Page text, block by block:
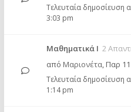
Τελευταία δημοσίευση
3:03 pm
Μαθηματικά Ι 2
από Μαριονέτα, Παρ
Τελευταία δημοσίευση
1:14 pm